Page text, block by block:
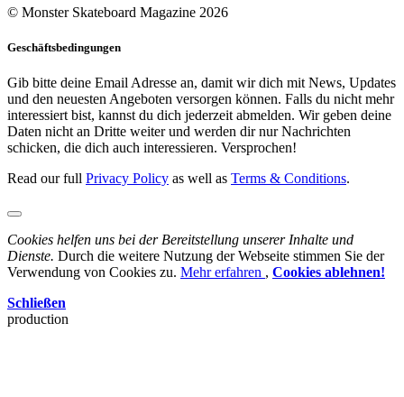
© Monster Skateboard Magazine 2026
Geschäftsbedingungen
Gib bitte deine Email Adresse an, damit wir dich mit News, Updates
und den neuesten Angeboten versorgen können. Falls du nicht mehr
interessiert bist, kannst du dich jederzeit abmelden. Wir geben deine
Daten nicht an Dritte weiter und werden dir nur Nachrichten
schicken, die dich auch interessieren. Versprochen!
Read our full Privacy Policy as well as Terms & Conditions.
Cookies helfen uns bei der Bereitstellung unserer Inhalte und
Dienste. Durch die weitere Nutzung der Webseite stimmen Sie der
Verwendung von Cookies zu. Mehr erfahren , Cookies ablehnen!
Schließen
production